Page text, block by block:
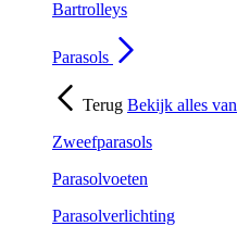
Bartrolleys
Parasols
Terug Bekijk alles van
Zweefparasols
Parasolvoeten
Parasolverlichting